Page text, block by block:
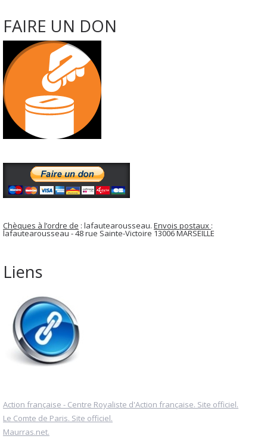
FAIRE UN DON
Chèques à l’ordre de : lafautearousseau. Envois postaux :
lafautearousseau - 48 rue Sainte-Victoire 13006 MARSEILLE
Liens
Action française - Centre Royaliste d'Action française. Site officiel.
Le Comte de Paris. Site officiel.
Maurras.net.